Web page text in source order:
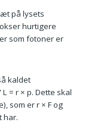
på lysets
hurtigere
som fotoner er
kaldet
= r × p. Dette skal
som er r × F og
har.